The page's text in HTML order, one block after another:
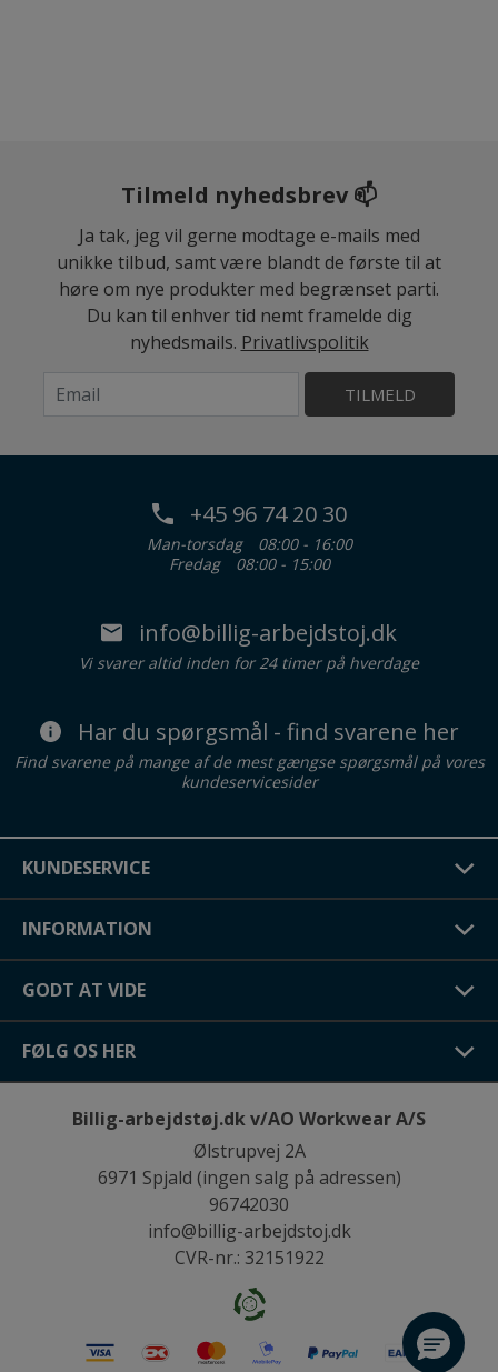
Tilmeld nyhedsbrev 📫
Ja tak, jeg vil gerne modtage e-mails med
unikke tilbud, samt være blandt de første til at
høre om nye produkter med begrænset parti.
Du kan til enhver tid nemt framelde dig
nyhedsmails. Privatlivspolitik
TILMELD
+45 96 74 20 30
Man-torsdag
08:00 - 16:00
Fredag
08:00 - 15:00
info@billig-arbejdstoj.dk
Vi svarer altid inden for 24 timer på hverdage
Har du spørgsmål - find svarene her
Find svarene på mange af de mest gængse spørgsmål på vores
kundeservicesider
KUNDESERVICE
INFORMATION
GODT AT VIDE
FØLG OS HER
Billig-arbejdstøj.dk v/AO Workwear A/S
Ølstrupvej 2A
6971 Spjald (ingen salg på adressen)
96742030
info@billig-arbejdstoj.dk
CVR-nr.: 32151922